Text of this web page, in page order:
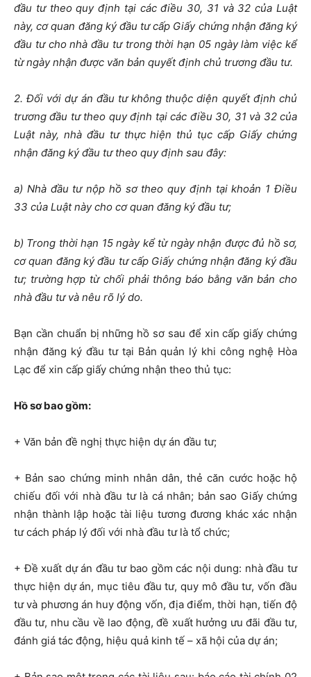
đầu tư theo quy định tại các điều 30, 31 và 32 của Luật
này, cơ quan đăng ký đầu tư cấp Giấy chứng nhận đăng ký
đầu tư cho nhà đầu tư trong thời hạn 05 ngày làm việc kể
từ ngày nhận được văn bản quyết định chủ trương đầu tư.
2. Đối với dự án đầu tư không thuộc diện quyết định chủ
trương đầu tư theo quy định tại các điều 30, 31 và 32 của
Luật này, nhà đầu tư thực hiện thủ tục cấp Giấy chứng
nhận đăng ký đầu tư theo quy định sau đây:
a) Nhà đầu tư nộp hồ sơ theo quy định tại khoản 1 Điều
33 của Luật này cho cơ quan đăng ký đầu tư;
b) Trong thời hạn 15 ngày kể từ ngày nhận được đủ hồ sơ,
cơ quan đăng ký đầu tư cấp Giấy chứng nhận đăng ký đầu
tư; trường hợp từ chối phải thông báo bằng văn bản cho
nhà đầu tư và nêu rõ lý do.
Bạn cần chuẩn bị những hồ sơ sau để xin cấp giấy chứng
nhận đăng ký đầu tư tại Bản quản lý khi công nghệ Hòa
Lạc để xin cấp giấy chứng nhận theo thủ tục:
Hồ sơ bao gồm:
+ Văn bản đề nghị thực hiện dự án đầu tư;
+ Bản sao chứng minh nhân dân, thẻ căn cước hoặc hộ
chiếu đối với nhà đầu tư là cá nhân; bản sao Giấy chứng
nhận thành lập hoặc tài liệu tương đương khác xác nhận
tư cách pháp lý đối với nhà đầu tư là tổ chức;
+ Đề xuất dự án đầu tư bao gồm các nội dung: nhà đầu tư
thực hiện dự án, mục tiêu đầu tư, quy mô đầu tư, vốn đầu
tư và phương án huy động vốn, địa điểm, thời hạn, tiến độ
đầu tư, nhu cầu về lao động, đề xuất hưởng ưu đãi đầu tư,
đánh giá tác động, hiệu quả kinh tế – xã hội của dự án;